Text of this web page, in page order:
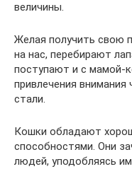
величины.
Желая получить свою
на нас, перебирают
поступают и с мамой-
привлечения
стали.
Кошки обладают
способностями. Они
людей, уподобляясь